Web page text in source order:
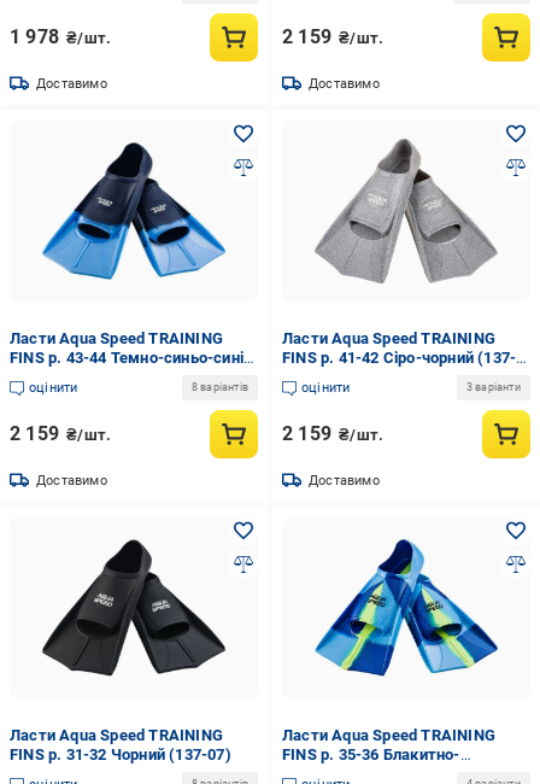
1 978 ₴/шт.
Доставимо
2 159 ₴/шт.
Доставимо
Ласти Aqua Speed TRAINING
FINS р. 43-44 Темно-синьо-синій
(137-02)
оцінити 8 варіантів
2 159 ₴/шт.
Доставимо
Ласти Aqua Speed TRAINING
FINS р. 41-42 Сіро-чорний (137-
37)
оцінити 3 варіанти
2 159 ₴/шт.
Доставимо
Ласти Aqua Speed TRAINING
FINS р. 31-32 Чорний (137-07)
Ласти Aqua Speed TRAINING
FINS р. 35-36 Блакитно-
лаймовий (137-82)